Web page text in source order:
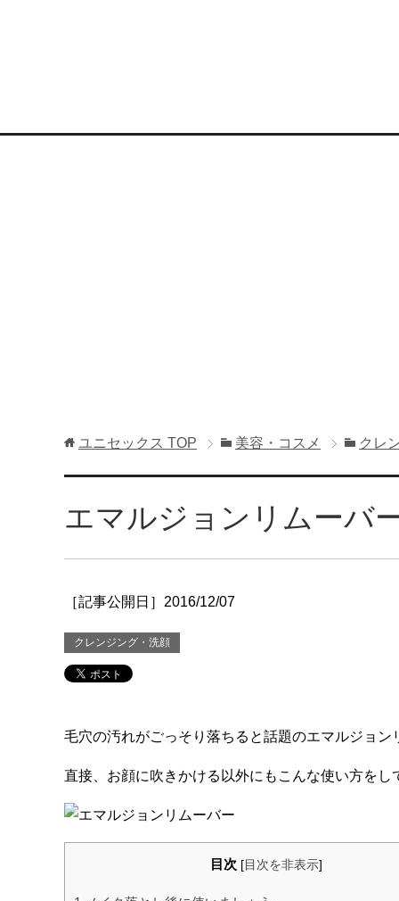
ユニセックス TOP 美容・コスメ クレ
エマルジョンリムーバ
［記事公開日］2016/12/07
クレンジング・洗顔
毛穴の汚れがごっそり落ちると話題のエマルジョン
直接、お顔に吹きかける以外にもこんな使い方をし
目次 [ 目次を非表示]